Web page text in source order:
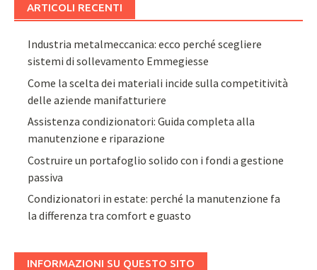
ARTICOLI RECENTI
Industria metalmeccanica: ecco perché scegliere
sistemi di sollevamento Emmegiesse
Come la scelta dei materiali incide sulla competitività
delle aziende manifatturiere
Assistenza condizionatori: Guida completa alla
manutenzione e riparazione
Costruire un portafoglio solido con i fondi a gestione
passiva
Condizionatori in estate: perché la manutenzione fa
la differenza tra comfort e guasto
INFORMAZIONI SU QUESTO SITO